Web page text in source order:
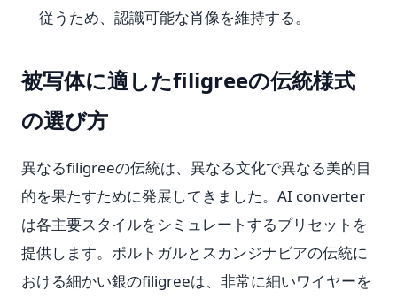
従うため、認識可能な肖像を維持する。
被写体に適したfiligreeの伝統様式
の選び方
異なるfiligreeの伝統は、異なる文化で異なる美的目
的を果たすために発展してきました。AI converter
は各主要スタイルをシミュレートするプリセットを
提供します。ポルトガルとスカンジナビアの伝統に
おける細かい銀のfiligreeは、非常に細いワイヤーを